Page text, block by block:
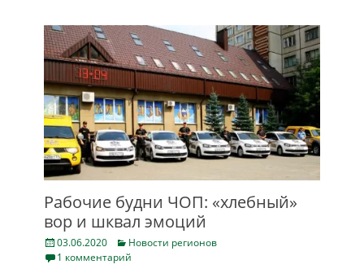
Рабочие будни ЧОП: «хлебный»
вор и шквал эмоций
Posted
on
03.06.2020 Categories
Новости регионов
1 комментарий